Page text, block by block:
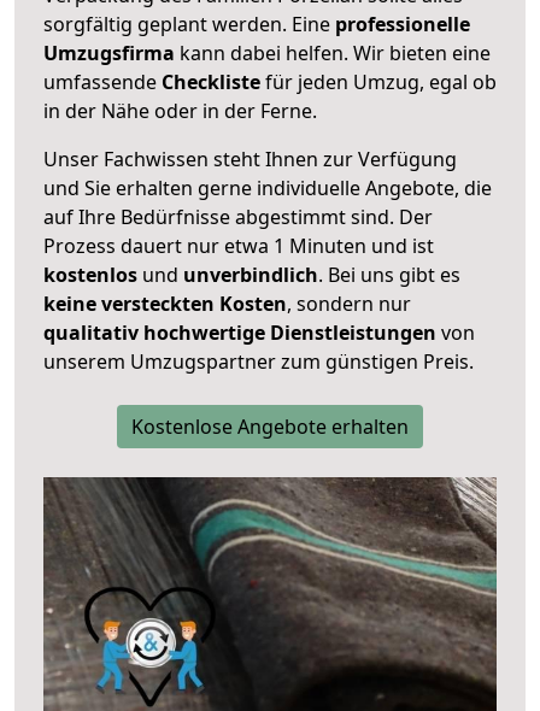
sorgfältig geplant werden. Eine professionelle
Umzugsfirma kann dabei helfen. Wir bieten eine
umfassende Checklistefür jeden Umzug, egal ob
in der Nähe oder in der Ferne.
Unser Fachwissen steht Ihnen zur Verfügung
und Sie erhalten gerne individuelle Angebote, die
auf Ihre Bedürfnisse abgestimmt sind. Der
Prozess dauert nur etwa 1 Minuten und ist
kostenlos und unverbindlich. Bei uns gibt es
keine versteckten Kosten, sondern nur
qualitativ hochwertige Dienstleistungen von
unserem Umzugspartner zum günstigen Preis.
Kostenlose Angebote erhalten